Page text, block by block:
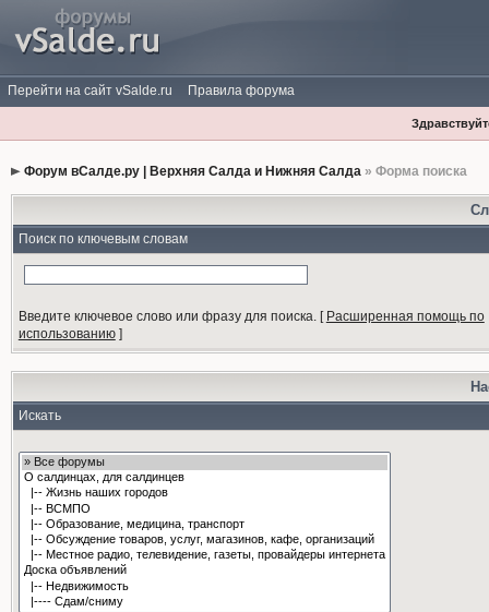
Перейти на сайт vSalde.ru Правила форума
Форум вСалде.ру | Верхняя Салда и Нижняя Салда» Форма поиска
Поиск по ключевым словам
Введите ключевое слово или фразу для поиска.[ Расширенная помощь по
использованию]
Искать